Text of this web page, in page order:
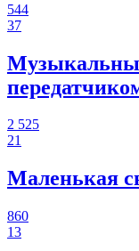
544
37
2 525
21
Маленькая
860
13